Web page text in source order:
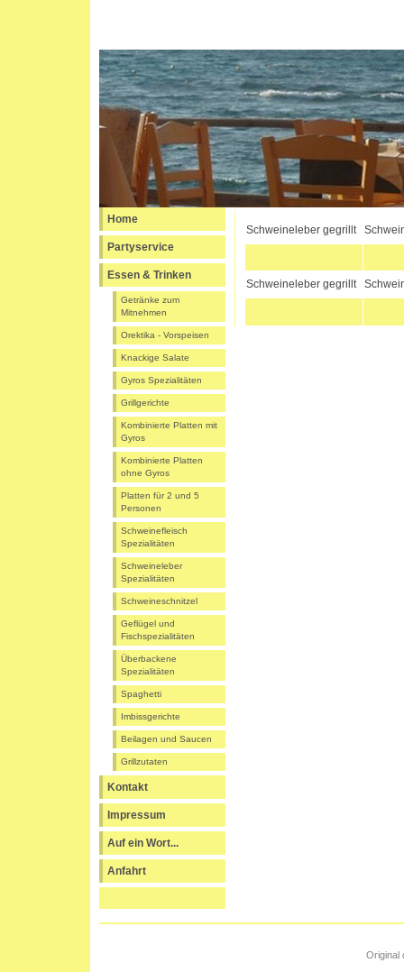
Home
Partyservice
Essen & Trinken
Getränke zum
Mitnehmen
Orektika - Vorspeisen
Knackige Salate
Gyros Spezialitäten
Grillgerichte
Kombinierte Platten mit
Gyros
Kombinierte Platten
ohne Gyros
Platten für 2 und 5
Personen
Schweinefleisch
Spezialitäten
Schweineleber
Spezialitäten
Schweineschnitzel
Geflügel und
Fischspezialitäten
Überbackene
Spezialitäten
Spaghetti
Imbissgerichte
Beilagen und Saucen
Grillzutaten
Kontakt
Impressum
Auf ein Wort...
Anfahrt
Schweineleber gegrillt
Schweineleber gegrillt
Original